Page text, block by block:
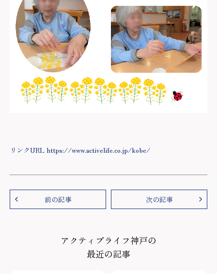
リンクURL https://www.activelife.co.jp/kobe/
前の記事 次の記事
アクティブライフ神戸の
最近の記事